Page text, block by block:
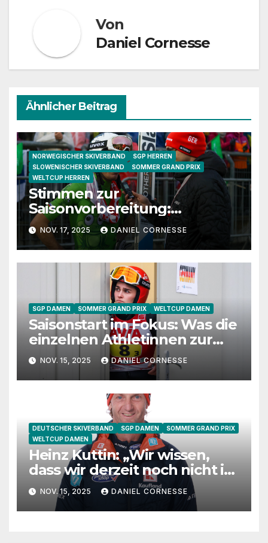
Von
Daniel Cornesse
Ähnlicher Beitrag
NORWEGISCHER SKIVERBAND
SGP HERREN
SLOWENISCHER SKIVERBAND
SOMMER GRAND PRIX
WELTCUP HERREN
Stimmen zur
Saisonvorbereitung:
Granerud, Sundal und
Lanisek im Gespräch
NOV. 17, 2025 DANIEL CORNESSE
SGP DAMEN SOMMER GRAND PRIX WELTCUP DAMEN
Saisonstart im Fokus: Was die
einzelnen Athletinnen zur
Vorbereitung sagen
NOV. 15, 2025 DANIEL CORNESSE
DEUTSCHER SKIVERBAND SGP DAMEN
SOMMER GRAND PRIX
WELTCUP DAMEN
Heinz Kuttin: „Wir wissen,
dass wir derzeit noch nicht in
Hochform sind“
NOV. 15, 2025 DANIEL CORNESSE